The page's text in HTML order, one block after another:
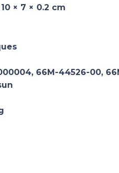
10 × 7 × 0.2 cm
66M-44526-00,